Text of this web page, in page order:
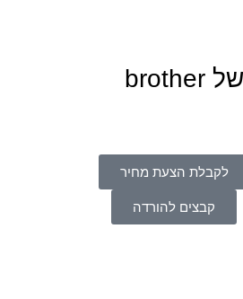
לקבלת הצעת מחיר
קבצים להורדה